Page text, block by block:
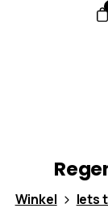
Winkel Iets